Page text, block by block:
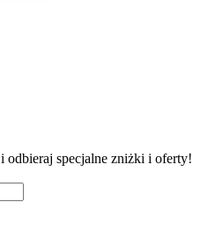
i odbieraj specjalne zniżki i oferty!